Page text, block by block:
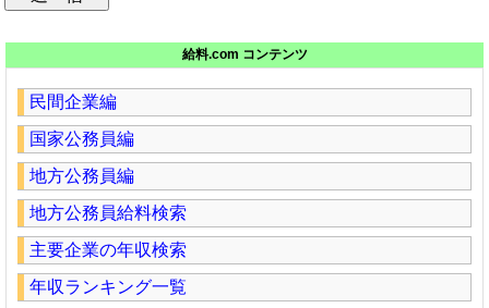
給料.com コンテンツ
民間企業編
国家公務員編
地方公務員編
地方公務員給料検索
主要企業の年収検索
年収ランキング一覧